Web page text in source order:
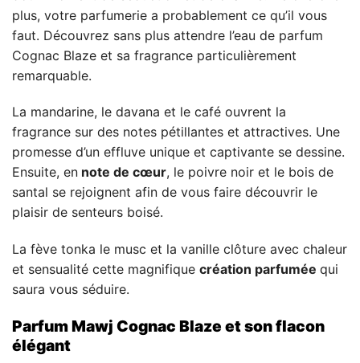
plus, votre parfumerie a probablement ce qu’il vous
faut. Découvrez sans plus attendre l’eau de parfum
Cognac Blaze et sa fragrance particulièrement
remarquable.
La mandarine, le davana et le café ouvrent la
fragrance sur des notes pétillantes et attractives. Une
promesse d’un effluve unique et captivante se dessine.
Ensuite, en note de cœur, le poivre noir et le bois de
santal se rejoignent afin de vous faire découvrir le
plaisir de senteurs boisé.
La fève tonka le musc et la vanille clôture avec chaleur
et sensualité cette magnifique création parfumée qui
saura vous séduire.
Parfum Mawj Cognac Blaze et son flacon
élégant